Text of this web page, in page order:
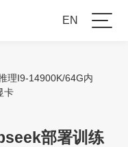
EN
理I9-14900K/64G内
卡
部署训练